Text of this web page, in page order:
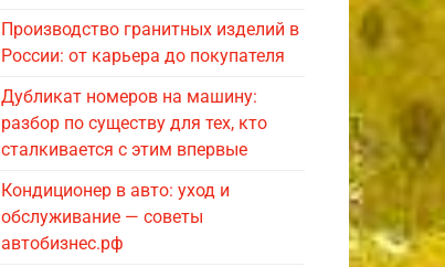
Производство гранитных изделий в
России: от карьера до покупателя
Дубликат номеров на машину:
разбор по существу для тех, кто
сталкивается с этим впервые
Кондиционер в авто: уход и
обслуживание — советы
автобизнес.рф